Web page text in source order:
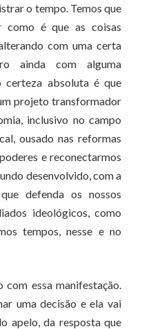
o tempo. Temos que
como é que as coisas
com uma certa
ainda com alguma
certeza absoluta é que
projeto transformador
inclusivo no campo
ousado nas reformas
e reconectarmos
desenvolvido, com a
defenda os nossos
ideológicos, como
tempos, nesse e no
essa manifestação.
uma decisão e ela vai
apelo, da resposta que